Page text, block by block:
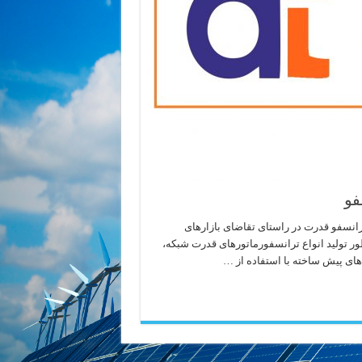
قدرت در راستای تقاضای بازارهای
تولید انواع ترانسفورماتورهای قدرت شبکه،
های پیش ساخته با استفاده از …